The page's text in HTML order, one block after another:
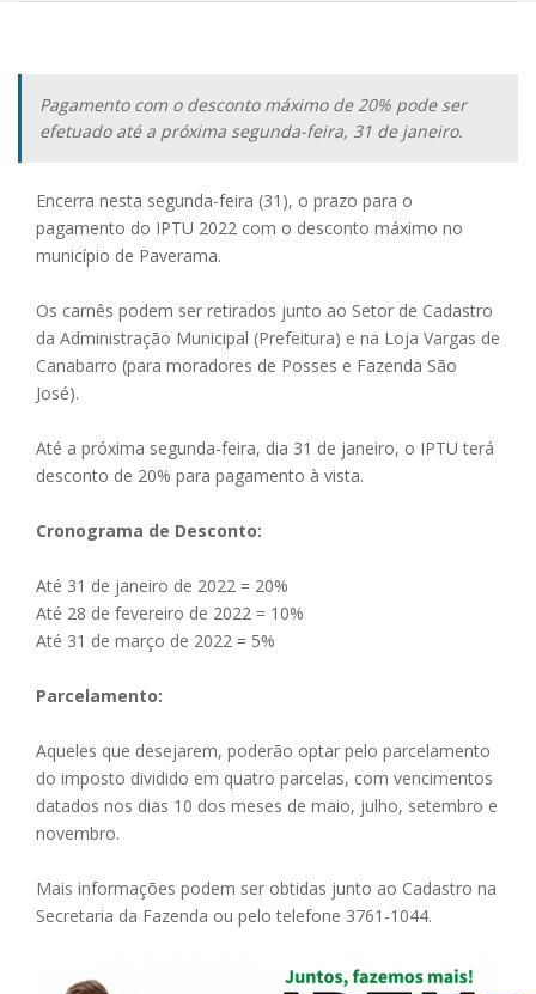
Pagamento com o desconto máximo de 20% pode ser
efetuado até a próxima segunda-feira, 31 de janeiro.
Encerra nesta segunda-feira (31), o prazo para o
pagamento do IPTU 2022 com o desconto máximo no
município de Paverama.
Os carnês podem ser retirados junto ao Setor de Cadastro
da Administração Municipal (Prefeitura) e na Loja Vargas de
Canabarro (para moradores de Posses e Fazenda São
José).
Até a próxima segunda-feira, dia 31 de janeiro, o IPTU terá
desconto de 20% para pagamento à vista.
Cronograma de Desconto:
Até 31 de janeiro de 2022 = 20%
Até 28 de fevereiro de 2022 = 10%
Até 31 de março de 2022 = 5%
Parcelamento:
Aqueles que desejarem, poderão optar pelo parcelamento
do imposto dividido em quatro parcelas, com vencimentos
datados nos dias 10 dos meses de maio, julho, setembro e
novembro.
Mais informações podem ser obtidas junto ao Cadastro na
Secretaria da Fazenda ou pelo telefone 3761-1044.